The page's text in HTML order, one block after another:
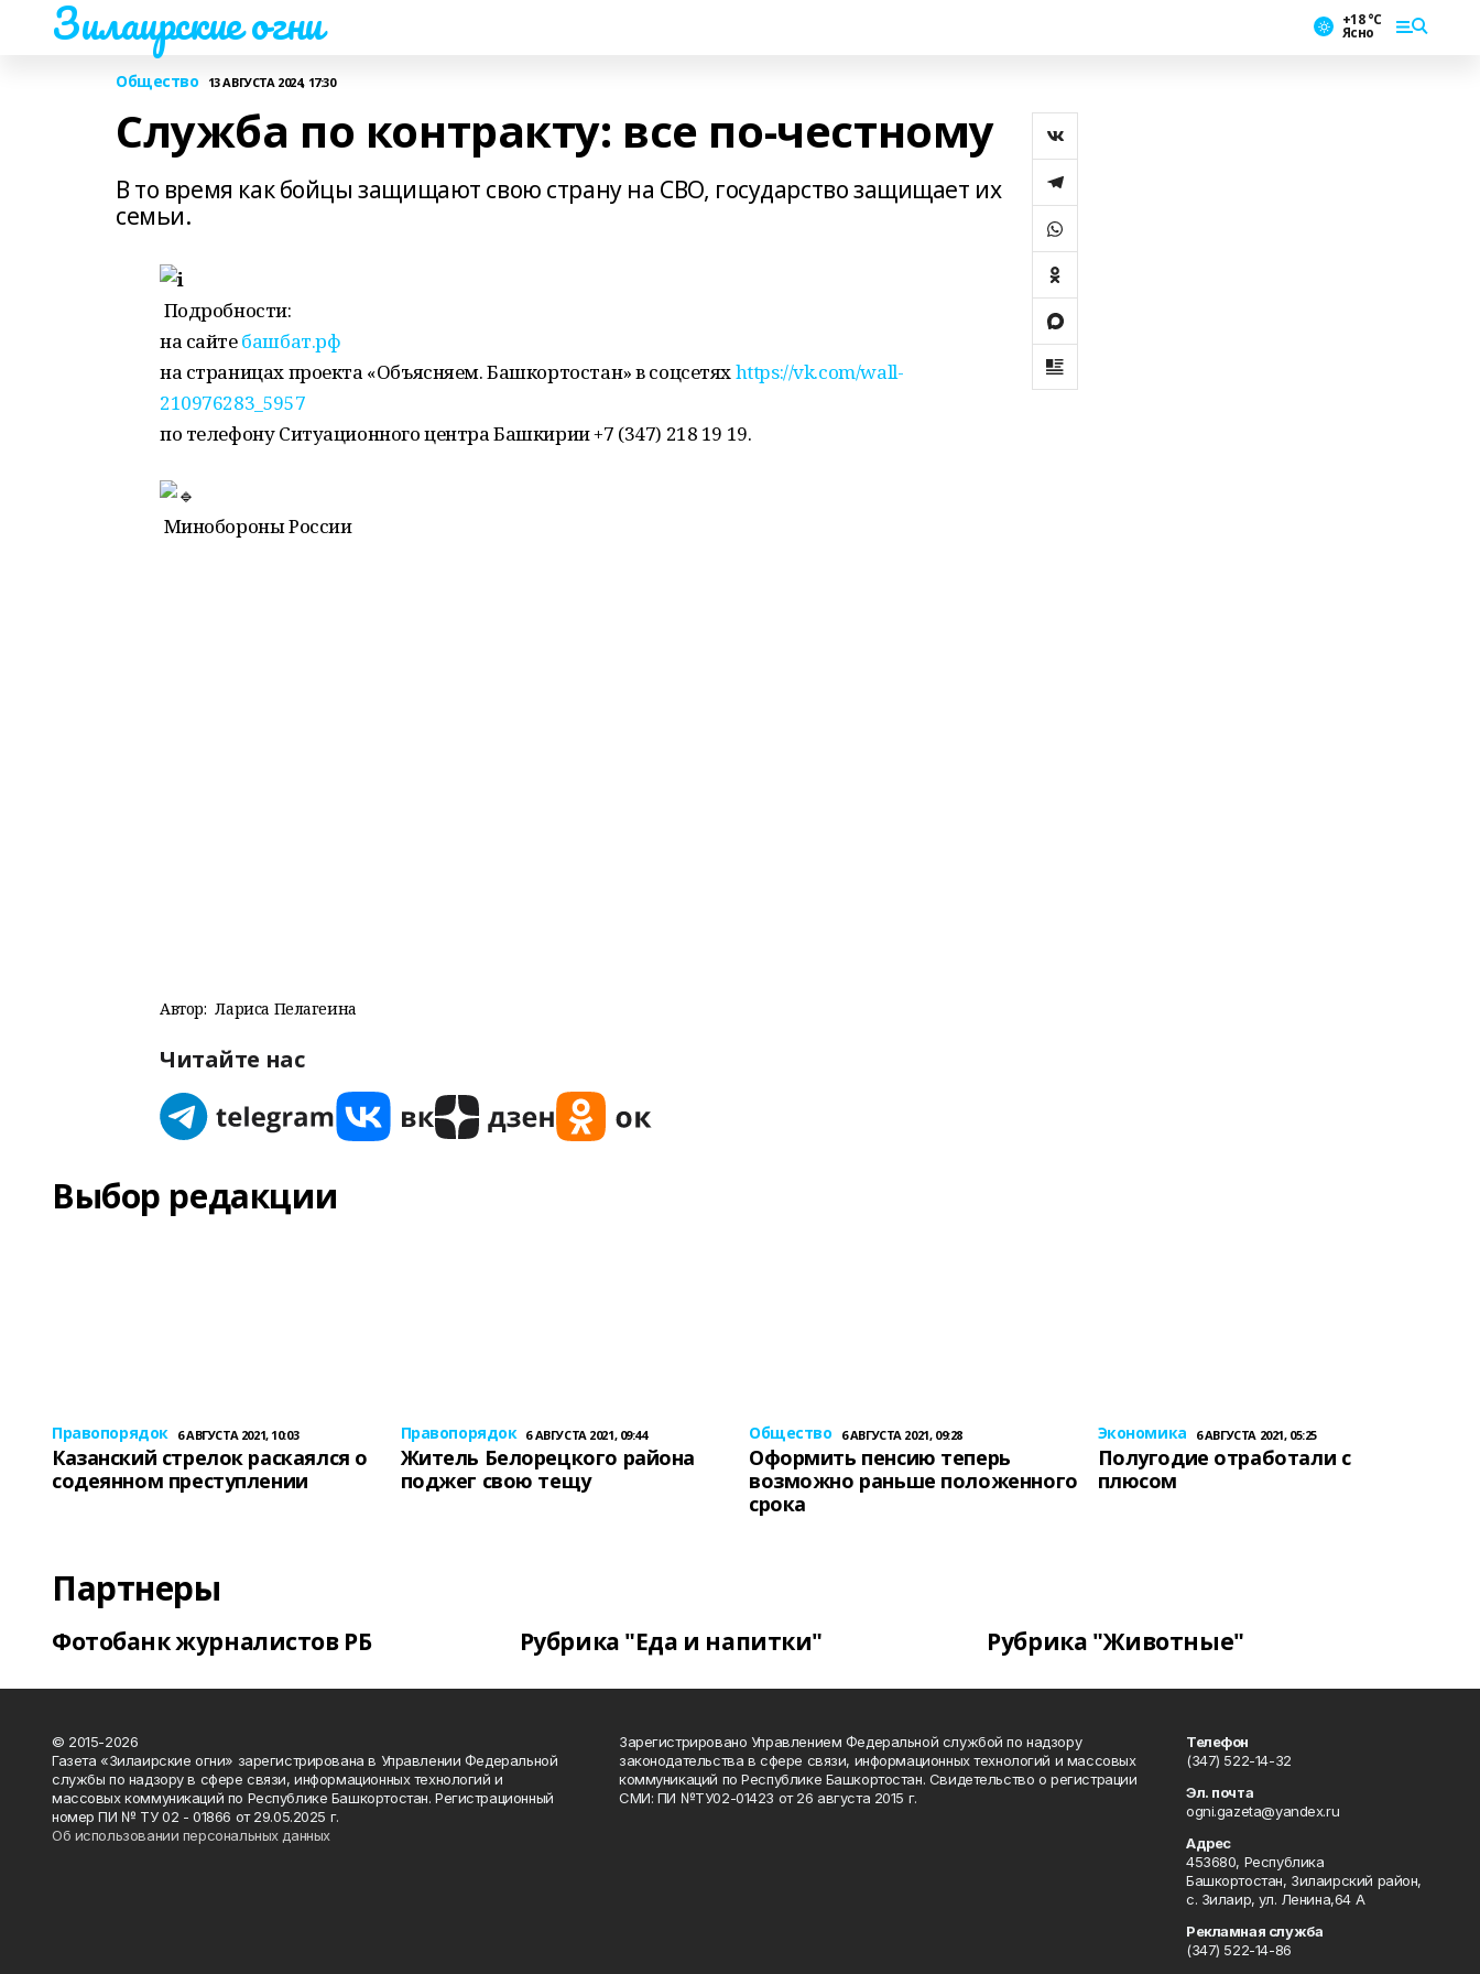
Зилаирские огни +18 °С
Ясно
Общество 13 АВГУСТА 2024, 17:30
Служба по контракту: все по-честному
В то время как бойцы защищают свою страну на СВО, государство защищает их
семьи.
Подробности:
на сайтебашбат.рф
на страницах проекта «Объясняем. Башкортостан» в соцсетяхhttps://vk.com/wall-
210976283_5957
по телефону Ситуационного центра Башкирии +7 (347) 218 19 19.
Минобороны России
Автор: Лариса Пелагеина
Читайте нас
Выбор редакции
Правопорядок 6 АВГУСТА 2021, 10:03
Казанский стрелок раскаялся о
содеянном преступлении
Правопорядок 6 АВГУСТА 2021, 09:44
Житель Белорецкого района
поджег свою тещу
Общество 6 АВГУСТА 2021, 09:28
Оформить пенсию теперь
возможно раньше положенного
срока
Экономика 6 АВГУСТА 2021, 05:25
Полугодие отработали с
плюсом
Партнеры
Фотобанк журналистов РБ Рубрика "Еда и напитки" Рубрика "Животные"
© 2015-2026
Газета «Зилаирские огни» зарегистрирована в Управлении Федеральной
службы по надзору в сфере связи, информационных технологий и
массовых коммуникаций по Республике Башкортостан. Регистрационный
номер ПИ № ТУ 02 - 01866 от 29.05.2025 г.
Об использовании персональных данных
Зарегистрировано Управлением Федеральной службой по надзору
законодательства в сфере связи, информационных технологий и массовых
коммуникаций по Республике Башкортостан. Свидетельство о регистрации
СМИ: ПИ №ТУ02-01423 от 26 августа 2015 г.
Телефон
(347) 522-14-32
Эл. почта
ogni.gazeta@yandex.ru
Адрес
453680, Республика
Башкортостан, Зилаирский район,
с. Зилаир, ул. Ленина,64 А
Рекламная служба
(347) 522-14-86